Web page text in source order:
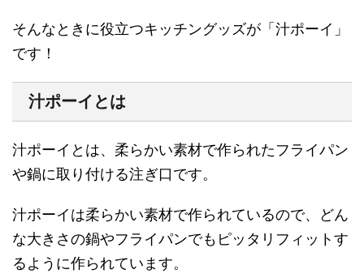
そんなときに役立つキッチングッズが「汁ポーイ」
です！
汁ポーイとは
汁ポーイとは、柔らかい素材で作られたフライパン
や鍋に取り付ける注ぎ口です。
汁ポーイは柔らかい素材で作られているので、どん
な大きさの鍋やフライパンでもピッタリフィットす
るように作られています。